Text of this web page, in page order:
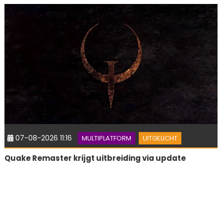
07-08-2026 11:16 MULTIPLATFORM UITGELICHT
Quake Remaster krijgt uitbreiding via update